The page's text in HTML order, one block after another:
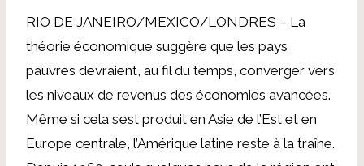
RIO DE JANEIRO/MEXICO/LONDRES – La
théorie économique suggère que les pays
pauvres devraient, au fil du temps, converger vers
les niveaux de revenus des économies avancées.
Même si cela s’est produit en Asie de l’Est et en
Europe centrale, l’Amérique latine reste à la traîne.